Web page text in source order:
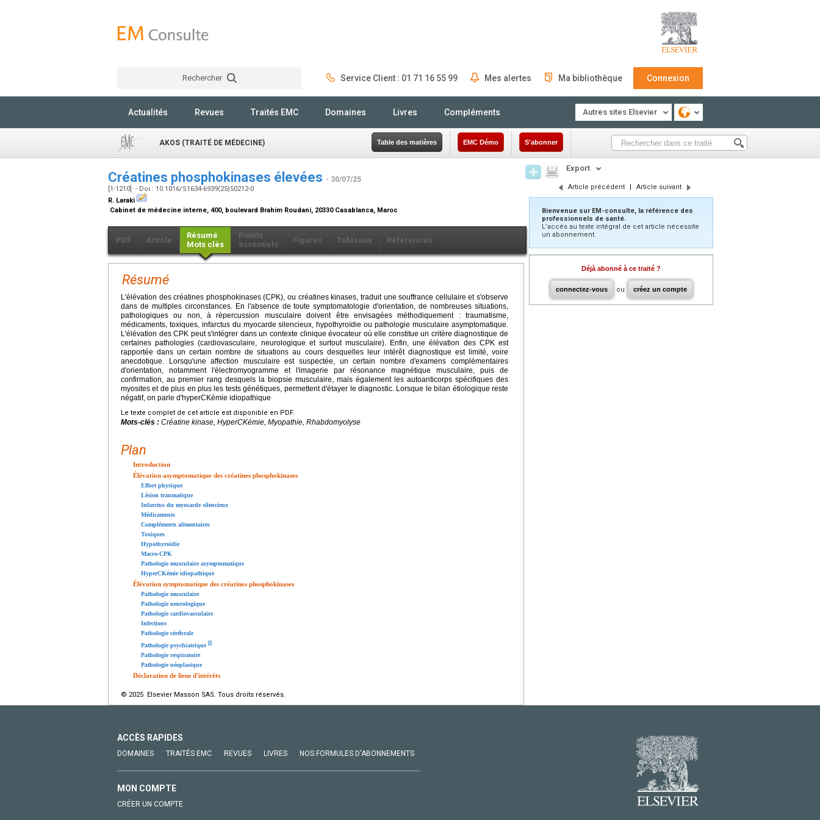
Rechercher Service Client : 01 71 16 55 99 Mes alertes Ma bibliothèque Connexion
Actualités Revues Traités EMC Domaines Livres Compléments Autres sites Elsevier
AKOS (TRAITÉ DE MÉDECINE) Table des matières EMC Démo S'abonner
Créatines phosphokinases élevées - 30/07/25
[1-1210] - Doi : 10.1016/S1634-6939(25)50212-0
R. Laraki
Cabinet de médecine interne, 400, boulevard Brahim Roudani, 20330 Casablanca, Maroc
PDF Article
Résumé
Mots clés
Points
essentiels
Figures Tableaux Références
Résumé
L'élévation des créatines phosphokinases (CPK), ou créatines kinases, traduit une souffrance cellulaire et s'observe
dans de multiples circonstances. En l'absence de toute symptomatologie d'orientation, de nombreuses situations,
pathologiques ou non, à répercussion musculaire doivent être envisagées méthodiquement : traumatisme,
médicaments, toxiques, infarctus du myocarde silencieux, hypothyroïdie ou pathologie musculaire asymptomatique.
L'élévation des CPK peut s'intégrer dans un contexte clinique évocateur où elle constitue un critère diagnostique de
certaines pathologies (cardiovasculaire, neurologique et surtout musculaire). Enfin, une élévation des CPK est
rapportée dans un certain nombre de situations au cours desquelles leur intérêt diagnostique est limité, voire
anecdotique. Lorsqu'une affection musculaire est suspectée, un certain nombre d'examens complémentaires
d'orientation, notamment l'électromyogramme et l'imagerie par résonance magnétique musculaire, puis de
confirmation, au premier rang desquels la biopsie musculaire, mais également les autoanticorps spécifiques des
myosites et de plus en plus les tests génétiques, permettent d'étayer le diagnostic. Lorsque le bilan étiologique reste
négatif, on parle d'hyperCKémie idiopathique
Le texte complet de cet article est disponible en PDF.
Mots-clés : Créatine kinase, HyperCKémie, Myopathie, Rhabdomyolyse
Plan
Introduction
Élévation asymptomatique des créatines phosphokinases
Effort physique
Lésion traumatique
Infarctus du myocarde silencieux
Médicaments
Compléments alimentaires
Toxiques
Hypothyroïdie
Macro-CPK
Pathologie musculaire asymptomatique
HyperCKémie idiopathique
Élévation symptomatique des créatines phosphokinases
Pathologie musculaire
Pathologie neurologique
Pathologie cardiovasculaire
Infections
Pathologie cérébrale
Pathologie psychiatrique[]
Pathologie respiratoire
Pathologie néoplasique
Déclaration de liens d'intérêts
© 2025 Elsevier Masson SAS. Tous droits réservés.
Export
Article précédent | Article suivant
Bienvenue sur EM-consulte, la référence des
professionnels de santé.
L’accès au texte intégral de cet article nécessite
un abonnement.
Déjà abonné à ce traité ?
connectez-vous ou créez un compte
ACCÈS RAPIDES
DOMAINES TRAITÉS EMC REVUES LIVRES NOS FORMULES D'ABONNEMENTS
MON COMPTE
CRÉER UN COMPTE